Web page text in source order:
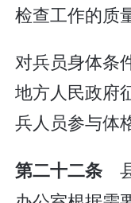
检查工作的质
对兵员身体条
地方人民政府
兵人员参与体
第二十二条